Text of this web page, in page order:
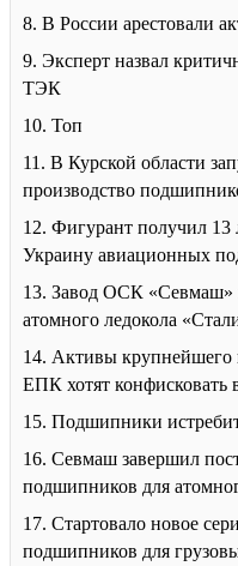
8. В России арестовали
9. Эксперт назвал
ТЭК
10. Топ
11. В Курской области
производство
12. Фигурант получил 13
Украину авиационных
13. Завод ОСК «Севмаш»
атомного ледокола
14. Активы
ЕПК хотят конфисковать
15. Подшипники
16. Севмаш завершил
подшипников для
17. Стартовало новое
подшипников для